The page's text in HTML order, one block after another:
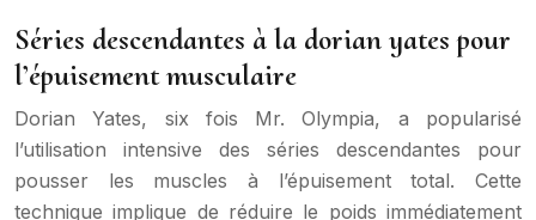
Séries descendantes à la dorian yates pour
l’épuisement musculaire
Dorian Yates, six fois Mr. Olympia, a popularisé
l’utilisation intensive des séries descendantes pour
pousser les muscles à l’épuisement total. Cette
technique implique de réduire le poids immédiatement